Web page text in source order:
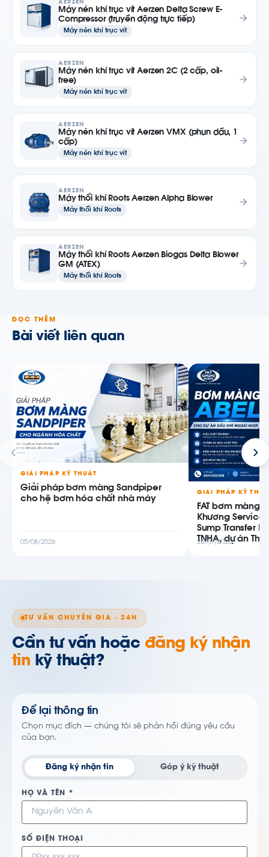
AERZEN
Máy nén khí trục vít Aerzen Delta Screw E-
Compressor (truyền động trực tiếp)
Máy nén khí trục vít
AERZEN
Máy nén khí trục vít Aerzen 2C (2 cấp, oil-
free)
Máy nén khí trục vít
AERZEN
Máy nén khí trục vít Aerzen VMX (phun dầu, 1
cấp)
Máy nén khí trục vít
AERZEN
Máy thổi khí Roots Aerzen Alpha Blower
Máy thổi khí Roots
AERZEN
Máy thổi khí Roots Aerzen Biogas Delta Blower
GM (ATEX)
Máy thổi khí Roots
ĐỌC THÊM
Bài viết liên quan
GIẢI PHÁP KỸ THUẬT
Giải pháp bơm màng Sandpiper
cho hệ bơm hóa chất nhà máy
05/08/2026
GIẢI PHÁP KỸ
FAT bơm màng
Khương
Sump Transfer
TNHA, dự án
28/07/2026
TƯ VẤN CHUYÊN GIA · 24H
Cần tư vấn hoặc đăng ký nhận
tin kỹ thuật?
Để lại thông tin
Chọn mục đích — chúng tôi sẽ phản hồi đúng yêu cầu
của bạn.
Đăng ký nhận tin Góp ý kỹ thuật
HỌ VÀ TÊN *
SỐ ĐIỆN THOẠI